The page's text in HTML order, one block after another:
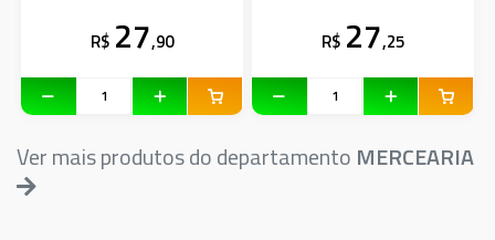
R$ 27,90 R$ 27,25
Ver mais produtos do departamento MERCEARIA